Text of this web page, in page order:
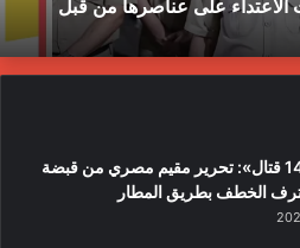
الاعتداء على عناصرها من قبل
«اللواء 144 قتال»: تحرير مقيم مصري من قبضة
الخطف بطريق المطار